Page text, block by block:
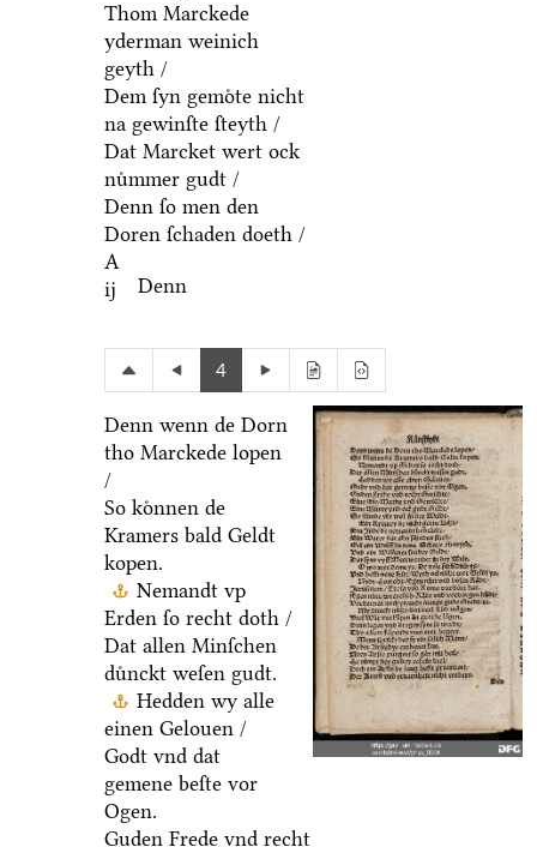
Thom Marckede
yderman weinich
geyth /
Dem ſyn gemoͤte nicht
na gewinſte ſteyth /
Dat Marcket wert ock
nuͤmmer gudt /
Denn ſo men den
Doren ſchaden doeth /
A
ij
Denn
4
Denn wenn de Dorn
tho Marckede lopen
/
So koͤnnen de
Kramers bald Geldt
kopen.
Nemandt vp
Erden ſo recht doth /
Dat allen Minſchen
duͤnckt weſen gudt.
Hedden wy alle
einen Gelouen /
Godt vnd dat
gemene beſte vor
Ogen.
Guden Frede vnd recht